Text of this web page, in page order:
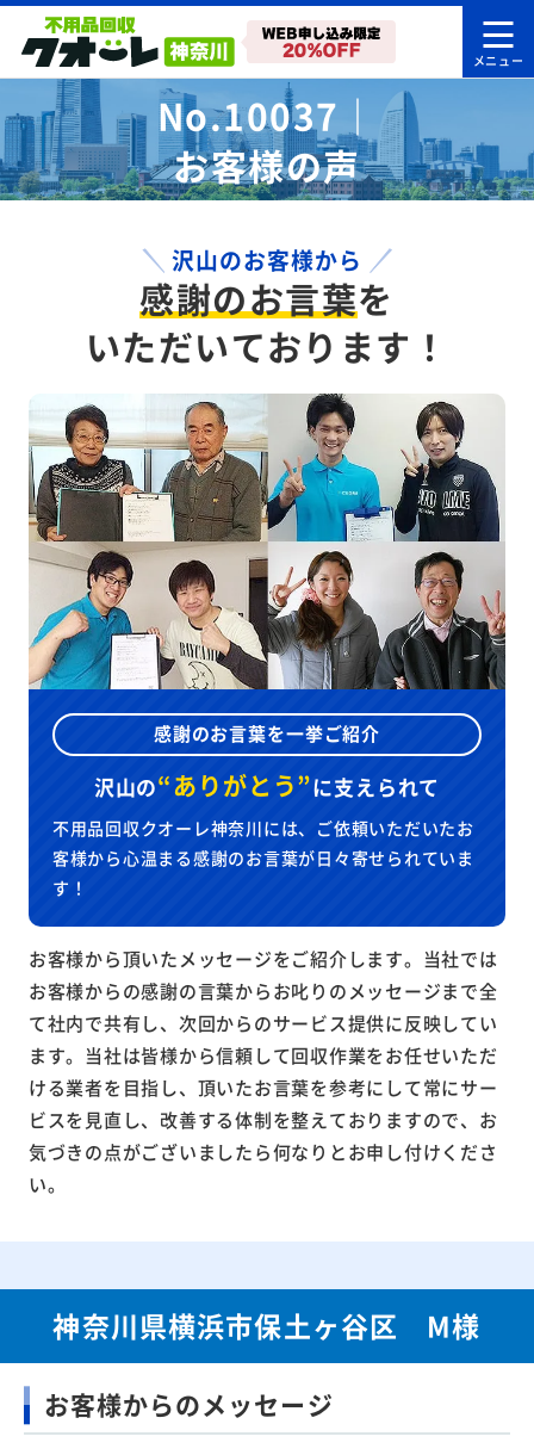
No.10037｜
お客様の声
沢山のお客様から
感謝のお言葉を
いただいております！
感謝のお言葉を一挙ご紹介
沢山の“ありがとう”に支えられて
不用品回収クオーレ神奈川には、ご依頼いただいたお
客様から心温まる感謝のお言葉が日々寄せられていま
す！
お客様から頂いたメッセージをご紹介します。当社では
お客様からの感謝の言葉からお叱りのメッセージまで全
て社内で共有し、次回からのサービス提供に反映してい
ます。当社は皆様から信頼して回収作業をお任せいただ
ける業者を目指し、頂いたお言葉を参考にして常にサー
ビスを見直し、改善する体制を整えておりますので、お
気づきの点がございましたら何なりとお申し付けくださ
い。
神奈川県横浜市保土ヶ谷区 M様
お客様からのメッセージ